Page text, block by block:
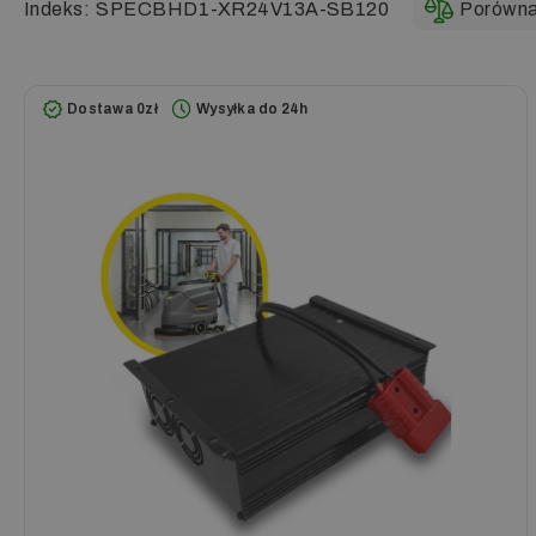
Indeks: SPECBHD1-XR24V13A-SB120
Dostawa 0zł Wysyłka do 24h